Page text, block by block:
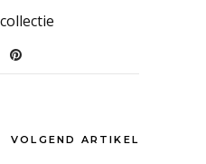
VOLGEND ARTIKEL